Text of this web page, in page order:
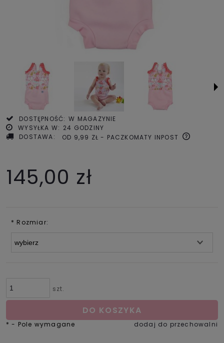
DOSTĘPNOŚĆ: W MAGAZYNIE
WYSYŁKA W: 24 GODZINY
DOSTAWA:
OD 9,99 ZŁ - PACZKOMATY INPOST
145,00 zł
* Rozmiar:
szt.
DO KOSZYKA
dodaj do przechowalni
* - Pole wymagane